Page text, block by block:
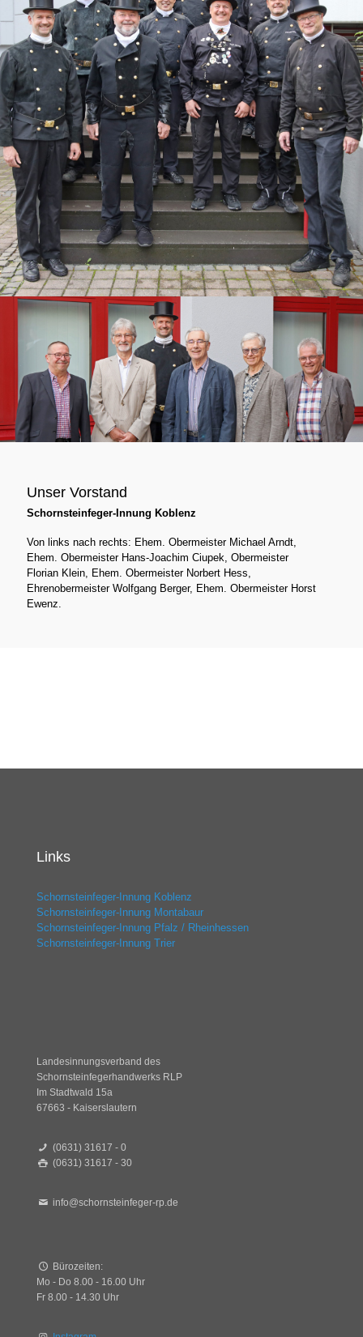
Unser Vorstand
Schornsteinfeger-Innung Koblenz
Von links nach rechts: Ehem. Obermeister Michael Arndt,
Ehem. Obermeister Hans-Joachim Ciupek, Obermeister
Florian Klein, Ehem. Obermeister Norbert Hess,
Ehrenobermeister Wolfgang Berger, Ehem. Obermeister Horst
Ewenz.
Links
Schornsteinfeger-Innung Koblenz
Schornsteinfeger-Innung Montabaur
Schornsteinfeger-Innung Pfalz / Rheinhessen
Schornsteinfeger-Innung Trier
Landesinnungsverband des
Schornsteinfegerhandwerks RLP
Im Stadtwald 15a
67663 - Kaiserslautern
(0631) 31617 - 0
(0631) 31617 - 30
info@schornsteinfeger-rp.de
Bürozeiten:
Mo - Do 8.00 - 16.00 Uhr
Fr 8.00 - 14.30 Uhr